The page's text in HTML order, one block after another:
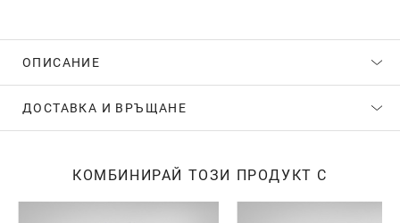
ОПИСАНИЕ
ДОСТАВКА И ВРЪЩАНЕ
КОМБИНИРАЙ ТОЗИ ПРОДУКТ С